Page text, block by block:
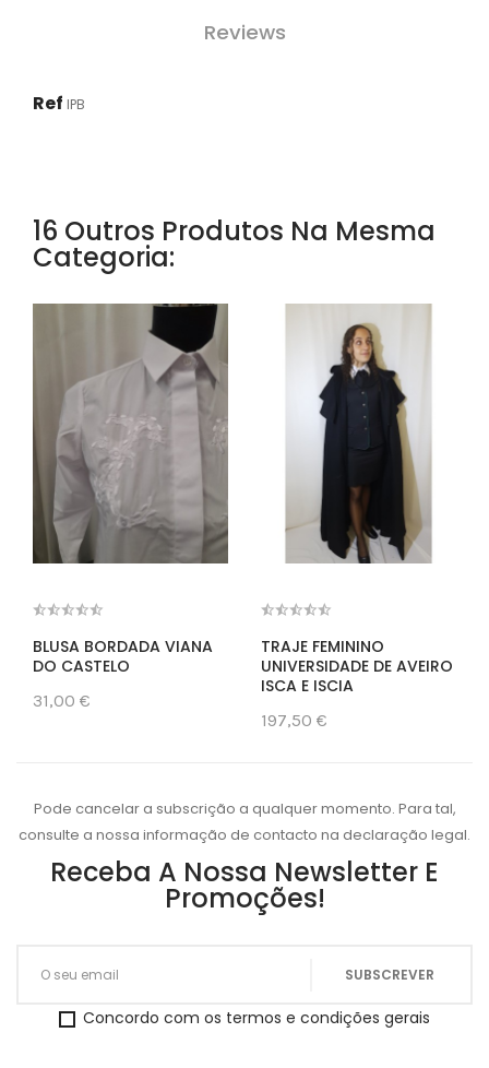
Reviews
Ref IPB
16 Outros Produtos Na Mesma
Categoria:
BLUSA BORDADA VIANA
DO CASTELO
31,00 €
TRAJE FEMININO
UNIVERSIDADE DE AVEIRO
ISCA E ISCIA
197,50 €
Pode cancelar a subscrição a qualquer momento. Para tal,
consulte a nossa informação de contacto na declaração legal.
Receba A Nossa Newsletter E
Promoções!
Concordo com os termos e condições gerais